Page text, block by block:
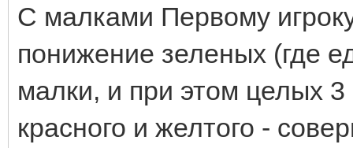
С малками Первому
понижение зеленых (где
малки, и при этом целых
красного и желтого -